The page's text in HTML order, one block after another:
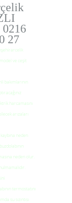
27
ve ceşit
bakımlarının
harcamasını
arızaları
kaybına neden
neden olur.
termostatını
su sızıntısı